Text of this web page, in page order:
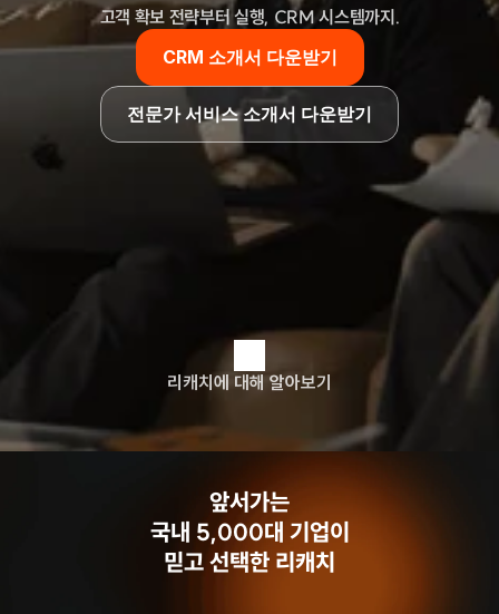
고객 확보 전략부터 실행, CRM 시스템까지.
CRM 소개서 다운받기
전문가 서비스 소개서 다운받기
리캐치에 대해 알아보기
앞서가는
국내 5,000대 기업이
믿고 선택한 리캐치